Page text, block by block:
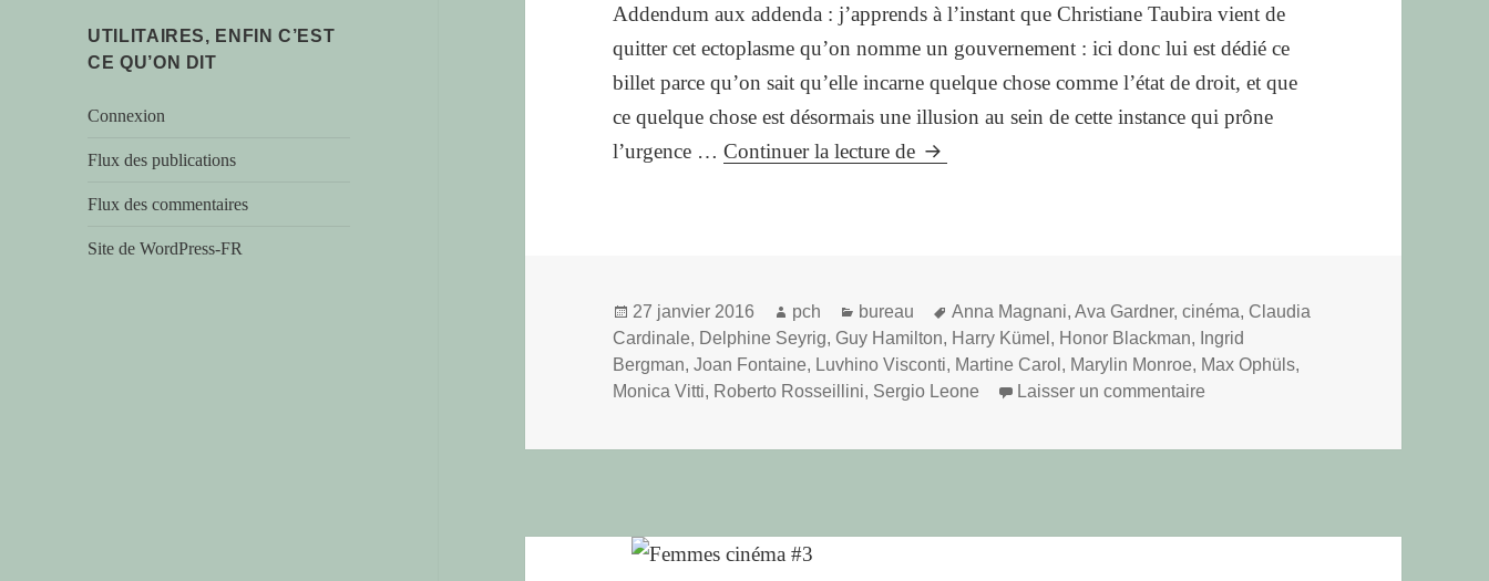
maison[s]témoin,
bah,
en
ça
fait
UTILITAIRES, ENFIN C’EST
CE QU’ON DIT
Connexion
Flux des publications
Flux des commentaires
Site de WordPress-FR
Addendum aux addenda : j’apprends à l’instant que Christiane Taubira vient de
quitter cet ectoplasme qu’on nomme un gouvernement : ici donc lui est dédié ce
billet parce qu’on sait qu’elle incarne quelque chose comme l’état de droit, et que
ce quelque chose est désormais une illusion au sein de cette instance qui prône
l’urgence …Continuer la lecture de Femmes
Publié
le
27 janvier 2016 Auteur
pch Catégories
bureau
Mots-
clés
Anna Magnani,Ava Gardner,cinéma, Claudia
Cardinale, Delphine Seyrig, Guy Hamilton, Harry Kümel , Honor Blackman, Ingrid
Bergman,Joan Fontaine, Luvhino Visconti, Martine Carol , Marylin Monroe, Max Ophüls,
Monica Vitti, Roberto Rosseillini, Sergio Leone Laisser un commentaire